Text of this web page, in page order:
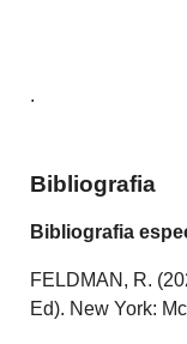
.
Bibliografia
Bibliografia
FELDMAN, R.
Ed). New York: